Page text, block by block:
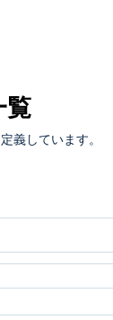
覧
義しています。